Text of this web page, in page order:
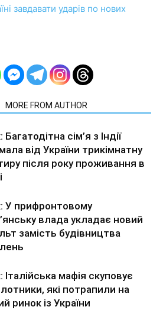
завдавати ударів по нових
MORE FROM AUTHOR
сім’я з Індії
від України трикімнатну
після року проживання в
У прифронтовому
влада укладає новий
замість будівництва
Італійська мафія скуповує
які потрапили на
ринок із України